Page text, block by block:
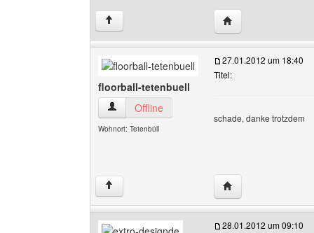
↑ Website dieses
floorball-tetenbuell
floorball-tetenbuell Benutzer-Profile anzeigen
Offline
Wohnort: Tetenbüll
27.01.2012 um 18:40
Titel:
schade, danke trotzdem
↑ Website dieses
28.01.2012 um 09:10